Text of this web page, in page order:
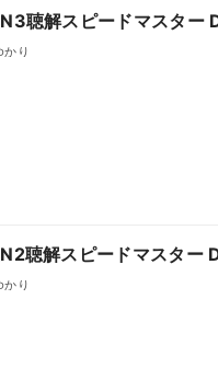
聴解スピードマスター
かり
聴解スピードマスタ
かり